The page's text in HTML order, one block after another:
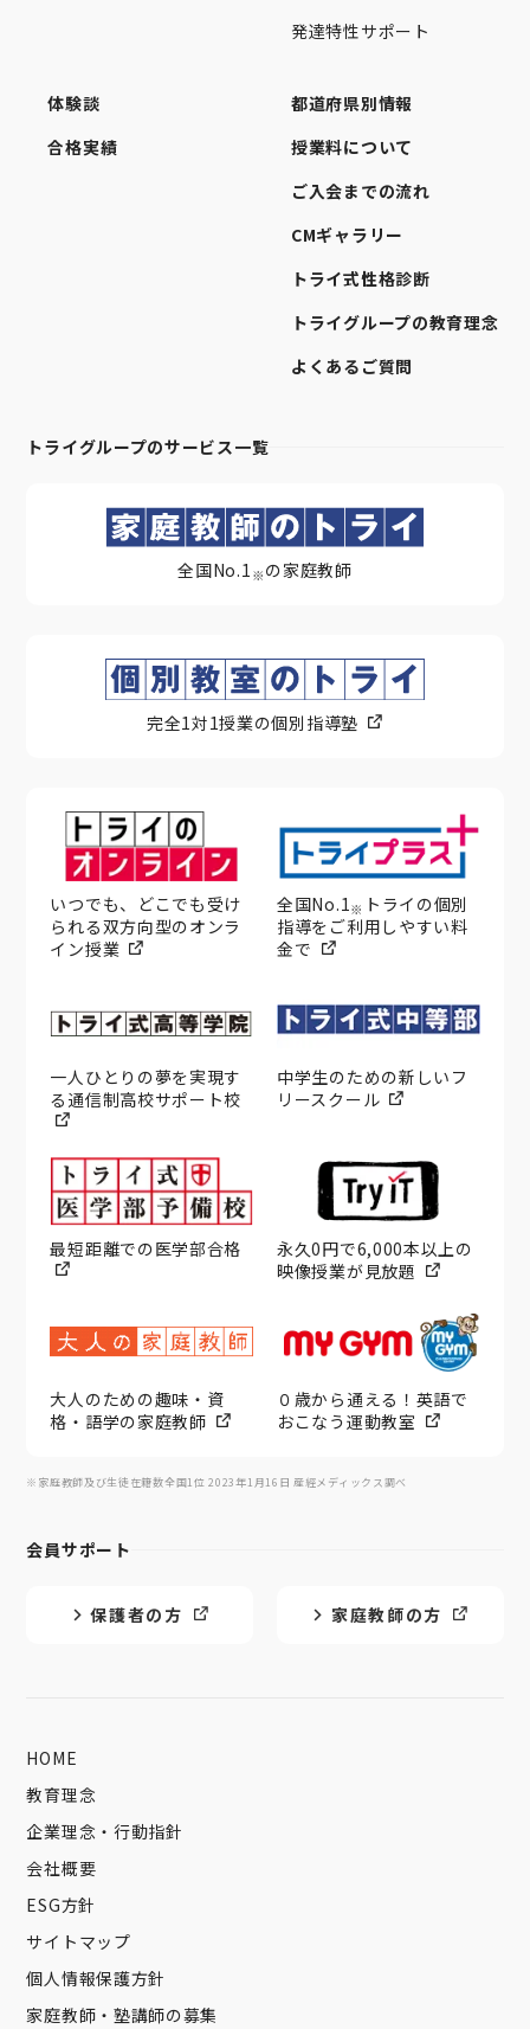
発達特性サポート
体験談
合格実績
都道府県別情報
授業料について
ご入会までの流れ
CMギャラリー
トライ式性格診断
トライグループの教育理念
よくあるご質問
トライグループのサービス一覧
全国No.1 ※ の家庭教師
完全1対1授業の個別指導塾
いつでも、どこでも受け
られる双方向型のオンラ
イン授業
全国No.1※ トライの個別
指導をご利用しやすい料
金で
一人ひとりの夢を実現す
る通信制高校サポート校
中学生のための新しいフ
リースクール
最短距離での医学部合格
永久0円で6,000本以上の
映像授業が見放題
大人のための趣味・資
格・語学の家庭教師
０歳から通える！英語で
おこなう運動教室
※家庭教師及び生徒在籍数全国1位 2023年1月16日 産經メディックス調べ
会員サポート
保護者の方 家庭教師の方
HOME
教育理念
企業理念・行動指針
会社概要
ESG方針
サイトマップ
個人情報保護方針
家庭教師・塾講師の募集